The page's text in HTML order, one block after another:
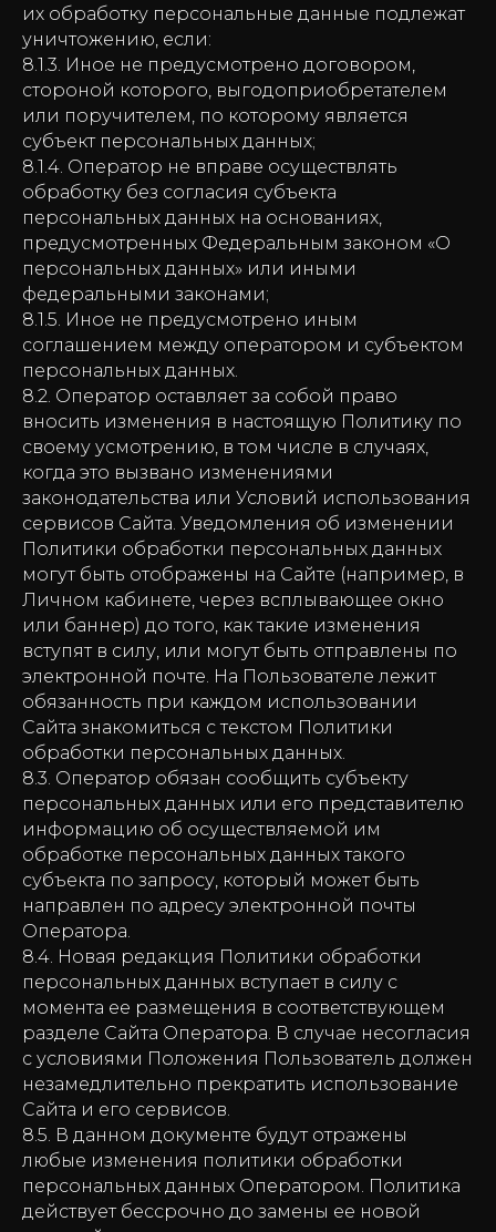
их обработку персональные данные подлежат
уничтожению, если:
8.1.3. Иное не предусмотрено договором,
стороной которого, выгодоприобретателем
или поручителем, по которому является
субъект персональных данных;
8.1.4. Оператор не вправе осуществлять
обработку без согласия субъекта
персональных данных на основаниях,
предусмотренных Федеральным законом «О
персональных данных» или иными
федеральными законами;
8.1.5. Иное не предусмотрено иным
соглашением между оператором и субъектом
персональных данных.
8.2. Оператор оставляет за собой право
вносить изменения в настоящую Политику по
своему усмотрению, в том числе в случаях,
когда это вызвано изменениями
законодательства или Условий использования
сервисов Сайта. Уведомления об изменении
Политики обработки персональных данных
могут быть отображены на Сайте (например, в
Личном кабинете, через всплывающее окно
или баннер) до того, как такие изменения
вступят в силу, или могут быть отправлены по
электронной почте. На Пользователе лежит
обязанность при каждом использовании
Сайта знакомиться с текстом Политики
обработки персональных данных.
8.3. Оператор обязан сообщить субъекту
персональных данных или его представителю
информацию об осуществляемой им
обработке персональных данных такого
субъекта по запросу, который может быть
направлен по адресу электронной почты
Оператора.
8.4. Новая редакция Политики обработки
персональных данных вступает в силу с
момента ее размещения в соответствующем
разделе Сайта Оператора. В случае несогласия
с условиями Положения Пользователь должен
незамедлительно прекратить использование
Сайта и его сервисов.
8.5. В данном документе будут отражены
любые изменения политики обработки
персональных данных Оператором. Политика
действует бессрочно до замены ее новой